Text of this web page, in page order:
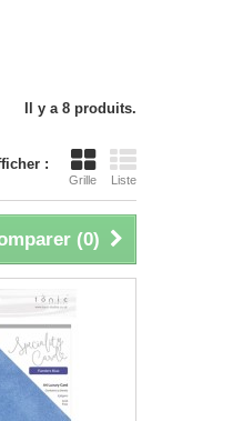
Il y a 8 produits.
:
Grille Liste
(0)